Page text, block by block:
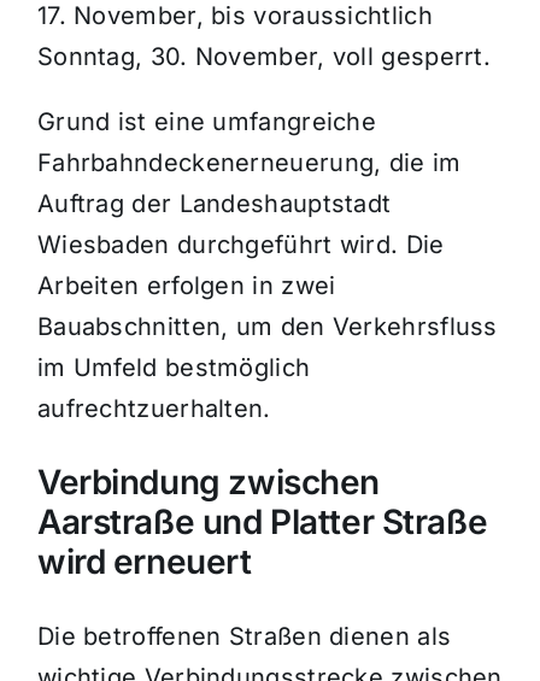
17. November, bis voraussichtlich
Sonntag, 30. November, voll gesperrt.
Grund ist eine umfangreiche
Fahrbahndeckenerneuerung, die im
Auftrag der Landeshauptstadt
Wiesbaden durchgeführt wird. Die
Arbeiten erfolgen in zwei
Bauabschnitten, um den Verkehrsfluss
im Umfeld bestmöglich
aufrechtzuerhalten.
Verbindung zwischen
Aarstraße und Platter Straße
wird erneuert
Die betroffenen Straßen dienen als